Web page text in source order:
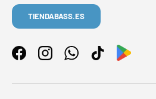
TIENDABASS.ES
FacebookInstagramWhatsAppTikTok